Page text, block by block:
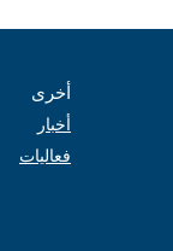
أخرى
أخبار
فعاليات